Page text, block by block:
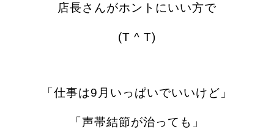
店長さんがホントにいい方で
(T ^ T)
「仕事は9月いっぱいでいいけど」
「声帯結節が治っても」